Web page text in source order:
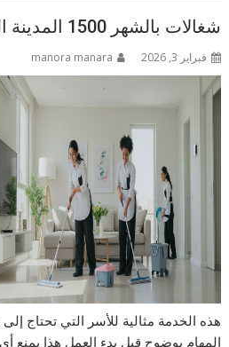
شغالات بالشهر 1500 المدينة المنورة 0590265327
فبراير 3, 2026 manora manara
هذه الخدمة مثالية للأسر التي تحتاج
المهام بوضوح قبل بدء العمل هذا يمنع